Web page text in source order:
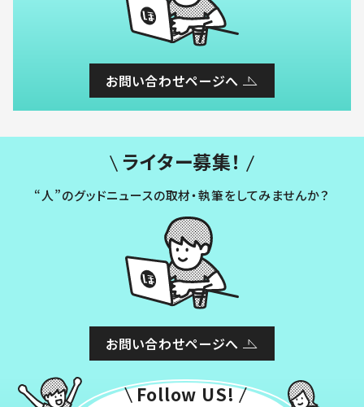
お問い合わせページへ
ライター募集！
“人”のグッドニュースの取材・執筆をしてみませんか？
お問い合わせページへ
Follow US!